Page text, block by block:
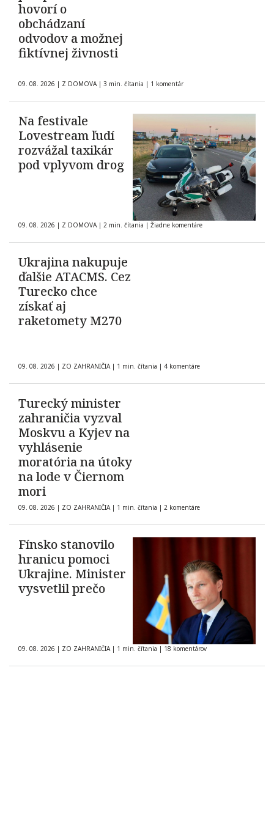
hovorí o
obchádzaní
odvodov a možnej
fiktívnej živnosti
09. 08. 2026 | Z DOMOVA | 3 min. čítania | 1 komentár
Na festivale
Lovestream ľudí
rozvážal taxikár
pod vplyvom drog
09. 08. 2026 | Z DOMOVA | 2 min. čítania | Žiadne komentáre
Ukrajina nakupuje
ďalšie ATACMS. Cez
Turecko chce
získať aj
raketomety M270
09. 08. 2026 | ZO ZAHRANIČIA | 1 min. čítania | 4 komentáre
Turecký minister
zahraničia vyzval
Moskvu a Kyjev na
vyhlásenie
moratória na útoky
na lode v Čiernom
mori
09. 08. 2026 | ZO ZAHRANIČIA | 1 min. čítania | 2 komentáre
Fínsko stanovilo
hranicu pomoci
Ukrajine. Minister
vysvetlil prečo
09. 08. 2026 | ZO ZAHRANIČIA | 1 min. čítania | 18 komentárov